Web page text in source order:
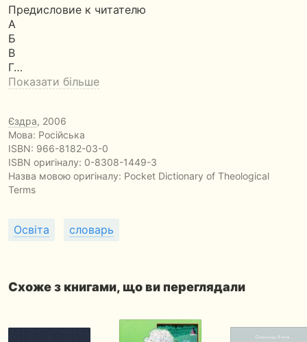
Предисловие к читателю
А
Б
В
Г…
Показати більше
Єздра, 2006
Мова: Російська
ISBN: 966-8182-03-0
ISBN оригіналу: 0-8308-1449-3
Назва мовою оригіналу: Pocket Dictionary of Theological
Terms
Освіта словарь
Схоже з книгами, що ви переглядали